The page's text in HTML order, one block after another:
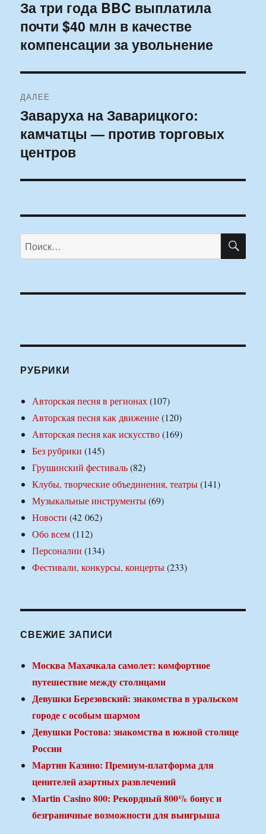
записям
Предыдущая
запись:
За три года BBC выплатила
почти $40 млн в качестве
компенсации за увольнение
ДАЛЕЕ
Следующая
запись:
Заваруха на Заварицкого:
камчатцы — против торговых
центров
Искать:
РУБРИКИ
Авторская песня в регионах(107)
Авторская песня как движение(120)
Авторская песня как искусство(169)
Без рубрики (145)
Грушинский фестиваль(82)
Клубы, творческие объединения, театры(141)
Музыкальные инструменты(69)
Новости (42 062)
Обо всем(112)
Персоналии (134)
Фестивали, конкурсы, концерты(233)
СВЕЖИЕ ЗАПИСИ
Москва Махачкала самолет: комфортное
путешествие между столицами
Девушки Березовский: знакомства в уральском
городе с особым шармом
Девушки Ростова: знакомства в южной столице
России
Мартин Казино: Премиум-платформа для
ценителей азартных развлечений
Martin Casino 800: Рекордный 800% бонус и
безграничные возможности для выигрыша